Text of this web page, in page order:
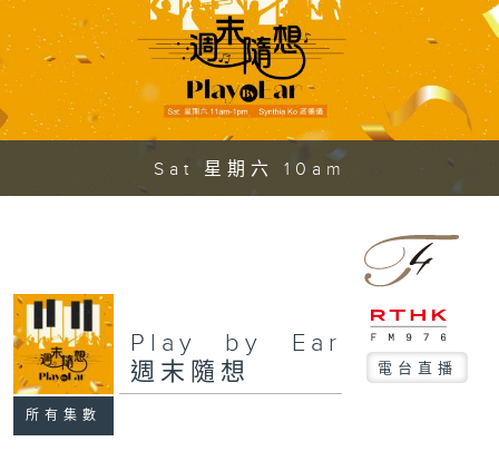
Sat 星期六 10am
所有集數
Play by Ear
週末隨想
電台直播